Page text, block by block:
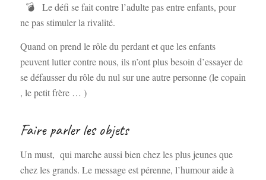
💣 Le défi se fait contre l’adulte pas entre enfants, pour
ne pas stimuler la rivalité.
Quand on prend le rôle du perdant et que les enfants
peuvent lutter contre nous, ils n’ont plus besoin d’essayer de
se défausser du rôle du nul sur une autre personne (le copain
, le petit frère … )
Faire parler les objets
Un must, qui marche aussi bien chez les plus jeunes que
chez les grands. Le message est pérenne, l’humour aide à